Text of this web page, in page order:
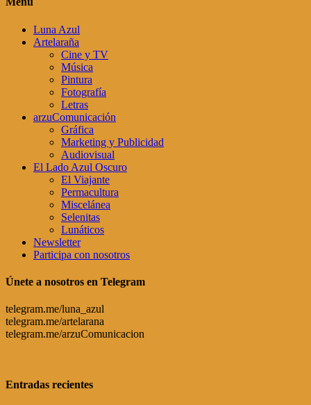
Luna Azul
Artelaraña
Cine y TV
Música
Pintura
Fotografía
Letras
arzuComunicación
Gráfica
Marketing y Publicidad
Audiovisual
El Lado Azul Oscuro
El Viajante
Permacultura
Miscelánea
Selenitas
Lunáticos
Newsletter
Participa con nosotros
Únete a nosotros en Telegram
telegram.me/luna_azul
telegram.me/artelarana
telegram.me/arzuComunicacion
Entradas recientes